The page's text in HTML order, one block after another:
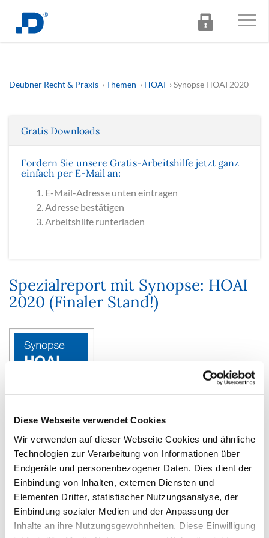
Diese Webseite verwendet Cookies
Wir verwenden auf dieser Webseite Cookies und ähnliche
Technologien zur Verarbeitung von Informationen über
Endgeräte und personenbezogener Daten. Dies dient der
Einbindung von Inhalten, externen Diensten und
Elementen Dritter, statistischer Nutzungsanalyse, der
Einbindung sozialer Medien und der Anpassung der
Inhalte an ihre Nutzungsgewohnheiten. Diese Einwilligung
Deubner Recht & Praxis Themen HOAI Synopse HOAI 2020
Gratis Downloads
Fordern Sie unsere Gratis-Arbeitshilfe jetzt ganz
einfach per E-Mail an:
E-Mail-Adresse unten eintragen
Adresse bestätigen
Arbeitshilfe runterladen
Spezialreport mit Synopse: HOAI
2020 (Finaler Stand!)
Schnell die relevanten Unterschiede zwischen
der HOAI 2013 und der HOAI 2020 erkennen
und vorbereitet sein!
Mit demSpezialreport zur HOAI-Novellierung 2020
erklären Ihnen unsere Experten die wichtigen Neuerungen